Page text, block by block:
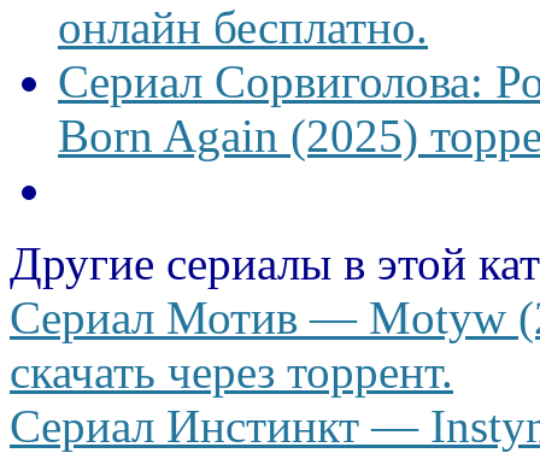
онлайн бесплатно.
Сериал Сорвиголова:
Born Again (2025)
Другие сериалы в этой
Сериал Мотив — Motyw
скачать через торрент.
Сериал Инстинкт —